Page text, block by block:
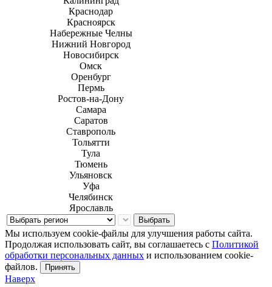
Краснодар
Красноярск
Набережные Челны
Нижний Новгород
Новосибирск
Омск
Оренбург
Пермь
Ростов-на-Дону
Самара
Саратов
Ставрополь
Тольятти
Тула
Тюмень
Ульяновск
Уфа
Челябинск
Ярославль
Выбрать
Мы используем cookie-файлы для улучшения работы сайта.
Продолжая использовать сайт, вы соглашаетесь с Политикой
обработки персональных данных и использованием cookie-
файлов.
Принять
Наверх